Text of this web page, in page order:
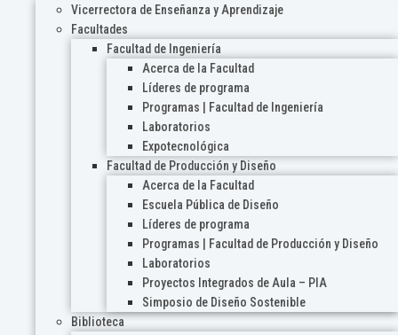
Vicerrectora de Enseñanza y Aprendizaje
Facultades
Facultad de Ingeniería
Acerca de la Facultad
Líderes de programa
Programas | Facultad de Ingeniería
Laboratorios
Expotecnológica
Facultad de Producción y Diseño
Acerca de la Facultad
Escuela Pública de Diseño
Líderes de programa
Programas | Facultad de Producción y Diseño
Laboratorios
Proyectos Integrados de Aula – PIA
Simposio de Diseño Sostenible
Biblioteca